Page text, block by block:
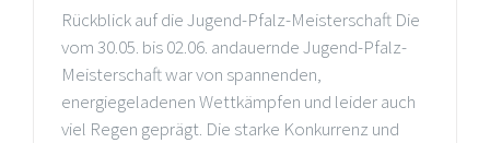
Rückblick auf die Jugend-Pfalz-Meisterschaft Die
vom 30.05. bis 02.06. andauernde Jugend-Pfalz-
Meisterschaft war von spannenden,
energiegeladenen Wettkämpfen und leider auch
viel Regen geprägt. Die starke Konkurrenz und